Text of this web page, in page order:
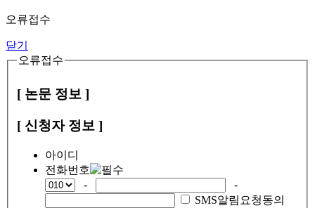
오류접수
닫기
오류접수
[ 논문 정보 ]
[ 신청자 정보 ]
아이디
전화번호
-
-
SMS알림요청동의